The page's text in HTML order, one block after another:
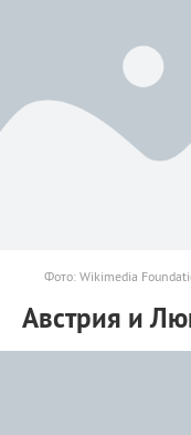
Фото: Wikimedia
Австрия и